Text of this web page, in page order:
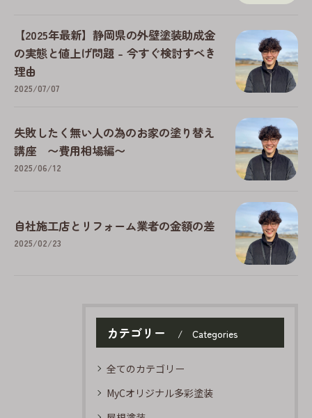
【2025年最新】静岡県の外壁塗装助成金
の実態と値上げ問題 - 今すぐ検討すべき
理由
2025/07/07
失敗したく無い人の為のお家の塗り替え
講座 〜費用相場編〜
2025/06/12
自社施工店とリフォーム業者の金額の差
2025/02/23
カテゴリー Categories
全てのカテゴリー
MyCオリジナル多彩塗装